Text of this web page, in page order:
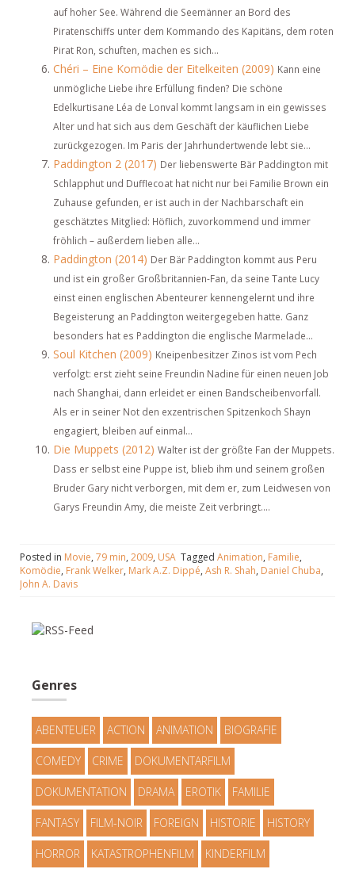
auf hoher See. Während die Seemänner an Bord des
Piratenschiffs unter dem Kommando des Kapitäns, dem roten
Pirat Ron, schuften, machen es sich...
Chéri – Eine Komödie der Eitelkeiten (2009) Kann eine
unmögliche Liebe ihre Erfüllung finden? Die schöne
Edelkurtisane Léa de Lonval kommt langsam in ein gewisses
Alter und hat sich aus dem Geschäft der käuflichen Liebe
zurückgezogen. Im Paris der Jahrhundertwende lebt sie...
Paddington 2 (2017) Der liebenswerte Bär Paddington mit
Schlapphut und Dufflecoat hat nicht nur bei Familie Brown ein
Zuhause gefunden, er ist auch in der Nachbarschaft ein
geschätztes Mitglied: Höflich, zuvorkommend und immer
fröhlich – außerdem lieben alle...
Paddington (2014) Der Bär Paddington kommt aus Peru
und ist ein großer Großbritannien-Fan, da seine Tante Lucy
einst einen englischen Abenteurer kennengelernt und ihre
Begeisterung an Paddington weitergegeben hatte. Ganz
besonders hat es Paddington die englische Marmelade...
Soul Kitchen (2009) Kneipenbesitzer Zinos ist vom Pech
verfolgt: erst zieht seine Freundin Nadine für einen neuen Job
nach Shanghai, dann erleidet er einen Bandscheibenvorfall.
Als er in seiner Not den exzentrischen Spitzenkoch Shayn
engagiert, bleiben auf einmal...
Die Muppets (2012) Walter ist der größte Fan der Muppets.
Dass er selbst eine Puppe ist, blieb ihm und seinem großen
Bruder Gary nicht verborgen, mit dem er, zum Leidwesen von
Garys Freundin Amy, die meiste Zeit verbringt....
Posted in Movie, 79 min, 2009, USA Tagged Animation, Familie,
Komödie, Frank Welker, Mark A.Z. Dippé, Ash R. Shah, Daniel Chuba,
John A. Davis
Genres
ABENTEUER ACTION ANIMATION BIOGRAFIE
COMEDY CRIME DOKUMENTARFILM
DOKUMENTATION DRAMA EROTIK FAMILIE
FANTASY FILM-NOIR FOREIGN HISTORIE HISTORY
HORROR KATASTROPHENFILM KINDERFILM